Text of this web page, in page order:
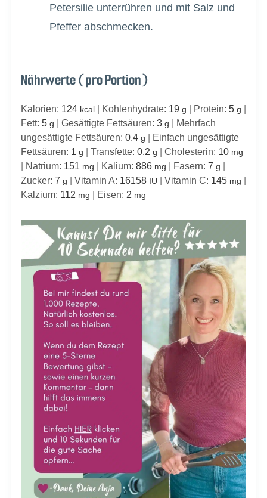
Petersilie unterrühren und mit Salz und
Pfeffer abschmecken.
Nährwerte (pro Portion)
Kalorien: 124 kcal| Kohlenhydrate: 19 g Protein: 5 g
Fett: 5 g Gesättigte Fettsäuren: 3 g
Mehrfach
ungesättigte Fettsäuren: 0.4 g
Einfach ungesättigte
Fettsäuren: 1 g Transfette: 0.2 g Cholesterin: 10 mg
Natrium: 151 mg Kalium: 886 mg Fasern: 7 g
Zucker: 7 g Vitamin A: 16158 IU Vitamin C: 145 mg
Kalzium: 112 mg Eisen: 2 mg